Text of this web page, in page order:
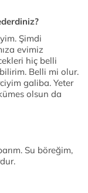
Şimdi
evimiz
hiç belli
Belli mi olur.
galiba. Yeter
olsun da
Su böreğim,